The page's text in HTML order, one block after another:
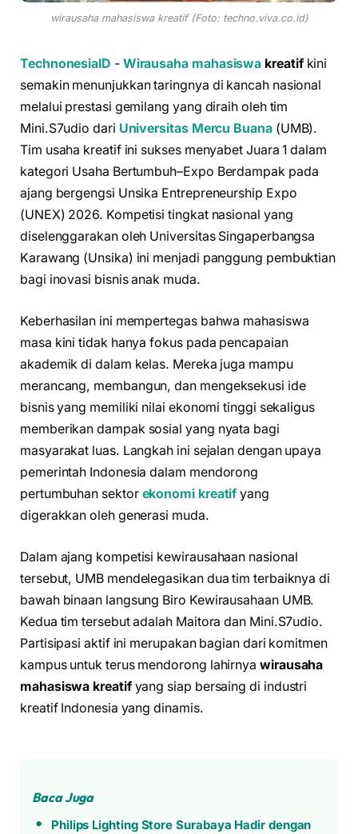
wirausaha mahasiswa kreatif (Foto: techno.viva.co.id)
TechnonesiaID - Wirausaha mahasiswa kreatifkini
semakin menunjukkan taringnya di kancah nasional
melalui prestasi gemilang yang diraih oleh tim
Mini.S7udio dari Universitas Mercu Buana(UMB).
Tim usaha kreatif ini sukses menyabet Juara 1 dalam
kategori Usaha Bertumbuh–Expo Berdampak pada
ajang bergengsi Unsika Entrepreneurship Expo
(UNEX) 2026. Kompetisi tingkat nasional yang
diselenggarakan oleh Universitas Singaperbangsa
Karawang (Unsika) ini menjadi panggung pembuktian
bagi inovasi bisnis anak muda.
Keberhasilan ini mempertegas bahwa mahasiswa
masa kini tidak hanya fokus pada pencapaian
akademik di dalam kelas. Mereka juga mampu
merancang, membangun, dan mengeksekusi ide
bisnis yang memiliki nilai ekonomi tinggi sekaligus
memberikan dampak sosial yang nyata bagi
masyarakat luas. Langkah ini sejalan dengan upaya
pemerintah Indonesia dalam mendorong
pertumbuhan sektor ekonomi kreatif yang
digerakkan oleh generasi muda.
Dalam ajang kompetisi kewirausahaan nasional
tersebut, UMB mendelegasikan dua tim terbaiknya di
bawah binaan langsung Biro Kewirausahaan UMB.
Kedua tim tersebut adalah Maitora dan Mini.S7udio.
Partisipasi aktif ini merupakan bagian dari komitmen
kampus untuk terus mendorong lahirnya wirausaha
mahasiswa kreatifyang siap bersaing di industri
kreatif Indonesia yang dinamis.
Baca Juga
Philips Lighting Store Surabaya Hadir dengan